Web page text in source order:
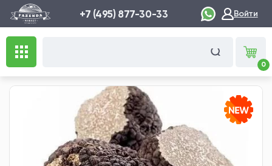
+7 (495) 877-30-33 Войти
0